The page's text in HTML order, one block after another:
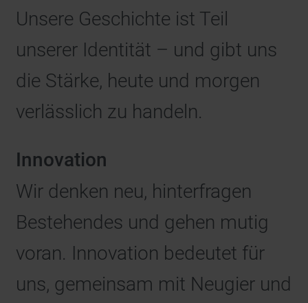
Unsere Geschichte ist Teil
unserer Identität – und gibt uns
die Stärke, heute und morgen
verlässlich zu handeln.
Innovation
Wir denken neu, hinterfragen
Bestehendes und gehen mutig
voran. Innovation bedeutet für
uns, gemeinsam mit Neugier und